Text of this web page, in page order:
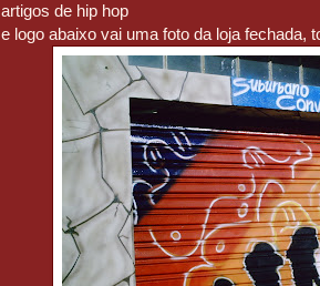
artigos de hip hop
e logo abaixo vai uma foto da loja fechada,